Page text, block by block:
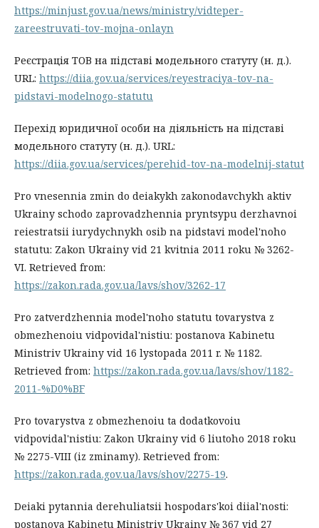
https://minjust.gov.ua/news/ministry/vidteper-
zareestruvati-tov-mojna-onlayn
Реєстрація ТОВ на підставі модельного статуту (н. д.).
URL: https://diia.gov.ua/services/reyestraciya-tov-na-
pidstavi-modelnogo-statutu
Перехід юридичної особи на діяльність на підставі
модельного статуту (н. д.). URL:
https://diia.gov.ua/services/perehid-tov-na-modelnij-statut
Pro vnesennia zmin do deiakykh zakonodavchykh aktiv
Ukrainy schodo zaprovadzhennia pryntsypu derzhavnoi
reiestratsii iurydychnykh osib na pidstavi model'noho
statutu: Zakon Ukrainy vid 21 kvitnia 2011 roku № 3262-
VI. Retrieved from:
https://zakon.rada.gov.ua/lavs/shov/3262-17
Pro zatverdzhennia model'noho statutu tovarystva z
obmezhenoiu vidpovidal'nistiu: postanova Kabinetu
Ministriv Ukrainy vid 16 lystopada 2011 r. № 1182.
Retrieved from: https://zakon.rada.gov.ua/lavs/shov/1182-
2011-%D0%BF
Pro tovarystva z obmezhenoiu ta dodatkovoiu
vidpovidal'nistiu: Zakon Ukrainy vid 6 liutoho 2018 roku
№ 2275-VIII (iz zminamy). Retrieved from:
https://zakon.rada.gov.ua/lavs/shov/2275-19.
Deiaki pytannia derehuliatsii hospodars'koi diial'nosti:
postanova Kabinetu Ministriv Ukrainy № 367 vid 27